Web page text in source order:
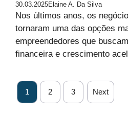
30.03.2025Elaine A. Da Silva
Nos últimos anos, os
tornaram uma das opções
empreendedores que
financeira e crescimento
1 2 3 Next